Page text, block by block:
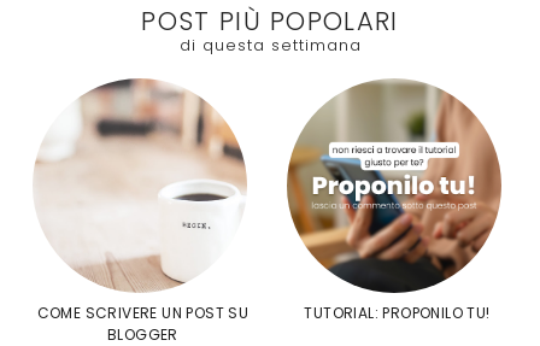
POST PIÙ POPOLARI
di questa settimana
COME SCRIVERE UN POST SU
BLOGGER
TUTORIAL: PROPONILO TU!